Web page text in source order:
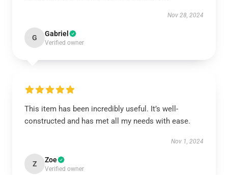
Nov 28, 2024
G Gabriel
Verified owner
This item has been incredibly useful. It’s well-
constructed and has met all my needs with ease.
Nov 1, 2024
Z Zoe
Verified owner